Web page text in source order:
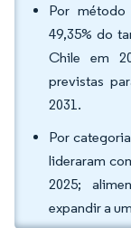
Por
49,35% do
Chile em
previstas
2031.
Por
lideraram
2025;
expandir a